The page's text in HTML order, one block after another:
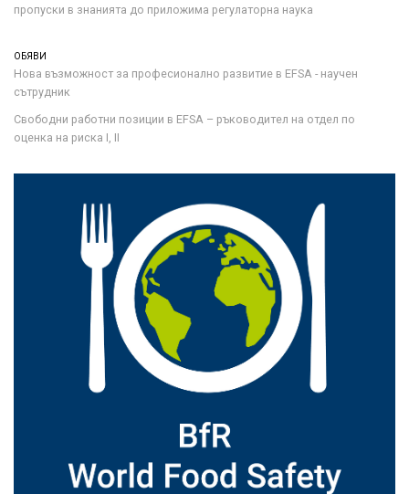
пропуски в знанията до приложима регулаторна наука
ОБЯВИ
Нова възможност за професионално развитие в EFSA - научен
сътрудник
Свободни работни позиции в EFSA – ръководител на отдел по
оценка на риска I, II